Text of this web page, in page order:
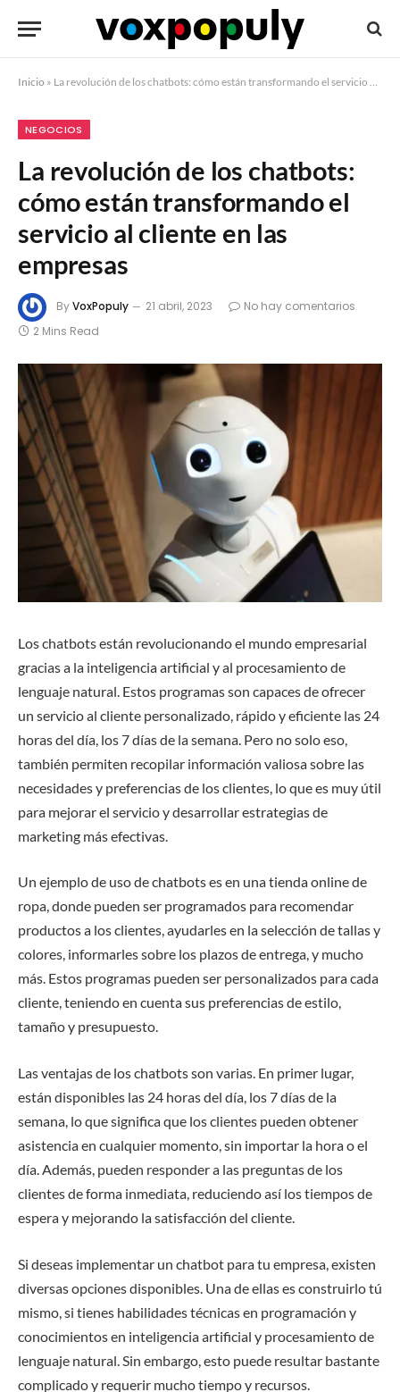
Inicio » La revolución de los chatbots: cómo están transformando el servicio al cliente en las empresas
NEGOCIOS
La revolución de los chatbots:
cómo están transformando el
servicio al cliente en las
empresas
ByVoxPopuly 21 abril, 2023
No hay comentarios
2 Mins Read
Los chatbots están revolucionando el mundo empresarial
gracias a la inteligencia artificial y al procesamiento de
lenguaje natural. Estos programas son capaces de ofrecer
un servicio al cliente personalizado, rápido y eficiente las 24
horas del día, los 7 días de la semana. Pero no solo eso,
también permiten recopilar información valiosa sobre las
necesidades y preferencias de los clientes, lo que es muy útil
para mejorar el servicio y desarrollar estrategias de
marketing más efectivas.
Un ejemplo de uso de chatbots es en una tienda online de
ropa, donde pueden ser programados para recomendar
productos a los clientes, ayudarles en la selección de tallas y
colores, informarles sobre los plazos de entrega, y mucho
más. Estos programas pueden ser personalizados para cada
cliente, teniendo en cuenta sus preferencias de estilo,
tamaño y presupuesto.
Las ventajas de los chatbots son varias. En primer lugar,
están disponibles las 24 horas del día, los 7 días de la
semana, lo que significa que los clientes pueden obtener
asistencia en cualquier momento, sin importar la hora o el
día. Además, pueden responder a las preguntas de los
clientes de forma inmediata, reduciendo así los tiempos de
espera y mejorando la satisfacción del cliente.
Si deseas implementar un chatbot para tu empresa, existen
diversas opciones disponibles. Una de ellas es construirlo tú
mismo, si tienes habilidades técnicas en programación y
conocimientos en inteligencia artificial y procesamiento de
lenguaje natural. Sin embargo, esto puede resultar bastante
complicado y requerir mucho tiempo y recursos.